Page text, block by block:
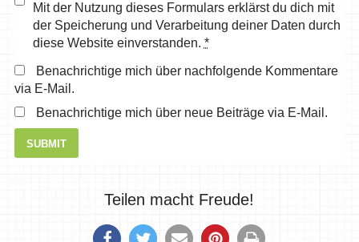
Mit der Nutzung dieses Formulars erklärst du dich mit
der Speicherung und Verarbeitung deiner Daten durch
diese Website einverstanden. *
Benachrichtige mich über nachfolgende Kommentare
via E-Mail.
Benachrichtige mich über neue Beiträge via E-Mail.
Teilen macht Freude!